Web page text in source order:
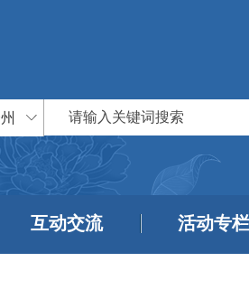
互动交流 活动专栏